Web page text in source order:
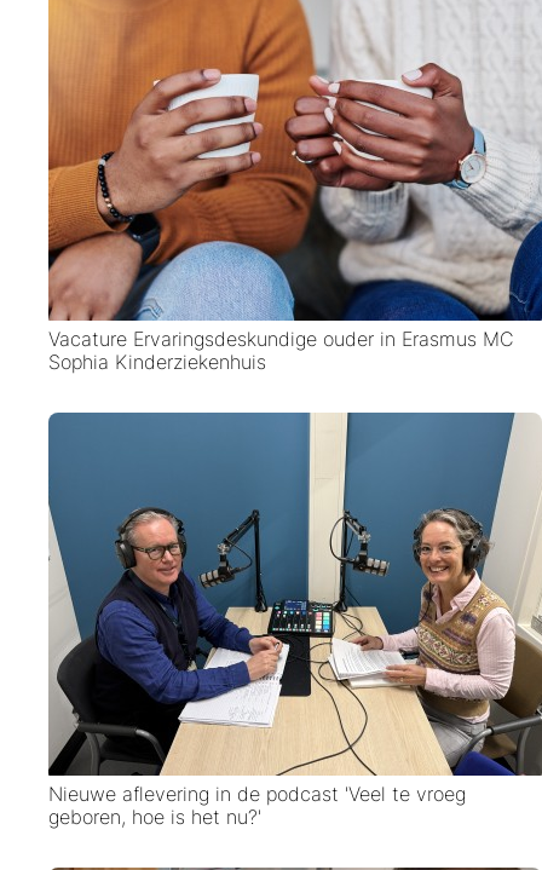
Vacature Ervaringsdeskundige ouder in Erasmus MC
Sophia Kinderziekenhuis
Nieuwe aflevering in de podcast 'Veel te vroeg
geboren, hoe is het nu?'